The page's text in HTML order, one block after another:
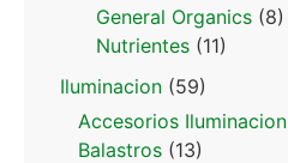
General Organics (8)
Nutrientes (11)
Iluminacion (59)
Accesorios Iluminacion
Balastros (13)